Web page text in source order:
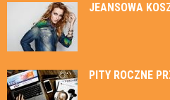
JEANSOWA
PITY ROCZNE